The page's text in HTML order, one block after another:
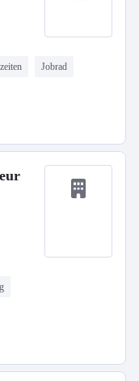
Jobrad